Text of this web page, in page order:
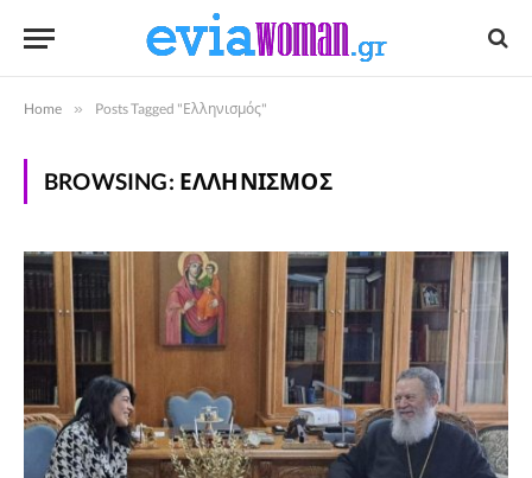
Home » Posts Tagged "Ελληνισμός"
BROWSING: ΕΛΛΗΝΙΣΜΌΣ